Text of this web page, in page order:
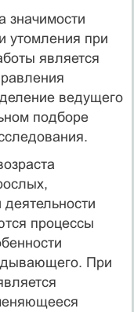
значимости
утомления при
является
ведущего
подборе
процессы
При